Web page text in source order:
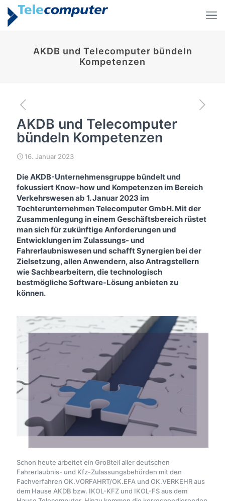
AKDB und Telecomputer bündeln
Kompetenzen
AKDB und Telecomputer
bündeln Kompetenzen
16. Januar 2023
Die AKDB-Unternehmensgruppe bündelt und
fokussiert Know-how und Kompetenzen im Bereich
Verkehrswesen ab 1. Januar 2023 im
Tochterunternehmen Telecomputer GmbH. Mit der
Zusammenlegung in einem Geschäftsbereich rüstet
man sich für zukünftige Anforderungen und
Entwicklungen im Zulassungs- und
Fahrerlaubniswesen und schafft Synergien bei der
Zielsetzung, allen Anwendern, also Antragstellern
wie Sachbearbeitern, die technologisch
bestmögliche Software-Lösung anbieten zu
können.
Schon heute arbeitet ein Großteil aller deutschen
Fahrerlaubnis- und Kfz-Zulassungsbehörden mit den
Fachverfahren OK.VORFAHRT/OK.EFA und OK.VERKEHR aus
dem Hause AKDB bzw. IKOL-KFZ und IKOL-FS aus dem